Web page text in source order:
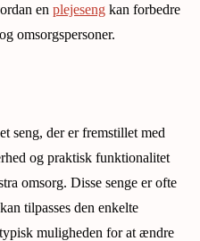
en plejeseng kan forbedre
omsorgspersoner.
seng, der er fremstillet med
og praktisk funktionalitet
omsorg. Disse senge er ofte
tilpasses den enkelte
muligheden for at ændre